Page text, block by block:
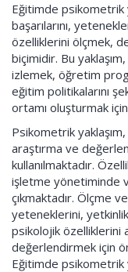
Eğitimde psikometrik
başarılarını,
özelliklerini ölçmek,
biçimidir. Bu
izlemek, öğretim
eğitim politikalarını
ortamı oluşturmak
Psikometrik
araştırma ve
kullanılmaktadır.
işletme yönetiminde
çıkmaktadır. Ölçme
yeteneklerini,
psikolojik özelliklerini
değerlendirmek için
Eğitimde psikometrik